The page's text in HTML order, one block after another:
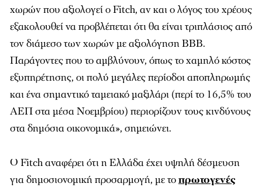
χωρών που αξιολογεί ο Fitch, αν και ο λόγος του χρέους
εξακολουθεί να προβλέπεται ότι θα είναι τριπλάσιος από
τον διάμεσο των χωρών με αξιολόγηση ΒΒΒ.
Παράγοντες που το αμβλύνουν, όπως το χαμηλό κόστος
εξυπηρέτησης, οι πολύ μεγάλες περίοδοι αποπληρωμής
και ένα σημαντικό ταμειακό μαξιλάρι (περί το 16,5% του
ΑΕΠ στα μέσα Νοεμβρίου) περιορίζουν τους κινδύνους
στα δημόσια οικονομικά», σημειώνει.
Ο Fitch αναφέρει ότι η Ελλάδα έχει υψηλή δέσμευση
για δημοσιονομική προσαρμογή, με τοπρωτογενές